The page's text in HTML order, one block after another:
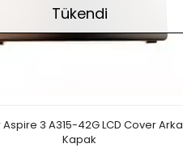
Tükendi
3 A315-42G LCD Cover Arka
Kapak